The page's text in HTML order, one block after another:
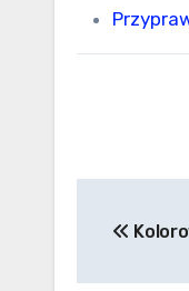
wpisu